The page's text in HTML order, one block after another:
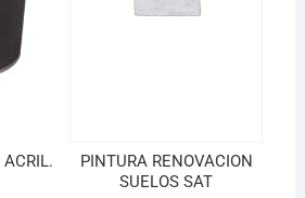
ACRIL.
PINTURA RENOVACION
SUELOS SAT